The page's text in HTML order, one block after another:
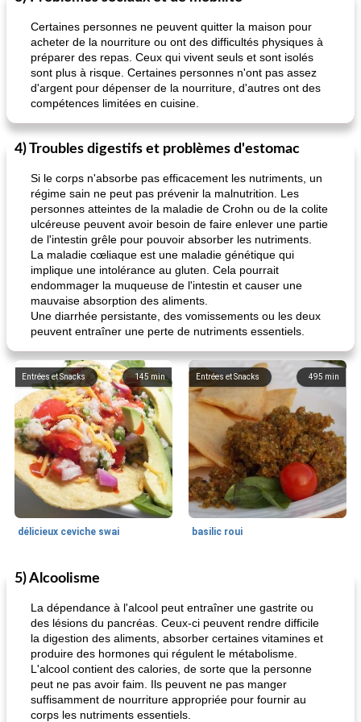
Certaines personnes ne peuvent quitter la maison pour
acheter de la nourriture ou ont des difficultés physiques à
préparer des repas. Ceux qui vivent seuls et sont isolés
sont plus à risque. Certaines personnes n'ont pas assez
d'argent pour dépenser de la nourriture, d'autres ont des
compétences limitées en cuisine.
4) Troubles digestifs et problèmes d'estomac
Si le corps n'absorbe pas efficacement les nutriments, un
régime sain ne peut pas prévenir la malnutrition. Les
personnes atteintes de la maladie de Crohn ou de la colite
ulcéreuse peuvent avoir besoin de faire enlever une partie
de l'intestin grêle pour pouvoir absorber les nutriments.
La maladie cœliaque est une maladie génétique qui
implique une intolérance au gluten. Cela pourrait
endommager la muqueuse de l'intestin et causer une
mauvaise absorption des aliments.
Une diarrhée persistante, des vomissements ou les deux
peuvent entraîner une perte de nutriments essentiels.
145 min
Entrées et Snacks
délicieux ceviche swai
495 min
Entrées et Snacks
basilic roui
Déjeuner / Snacks
5) Alcoolisme
La dépendance à l'alcool peut entraîner une gastrite ou
des lésions du pancréas. Ceux-ci peuvent rendre difficile
la digestion des aliments, absorber certaines vitamines et
produire des hormones qui régulent le métabolisme.
L'alcool contient des calories, de sorte que la personne
peut ne pas avoir faim. Ils peuvent ne pas manger
suffisamment de nourriture appropriée pour fournir au
corps les nutriments essentiels.